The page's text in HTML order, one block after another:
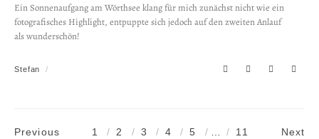
Ein Sonnenaufgang am Wörthsee klang für mich zunächst nicht wie ein
fotografisches Highlight, entpuppte sich jedoch auf den zweiten Anlauf
als wunderschön!
Stefan
Previous 1 2 3 4 5 11 Next